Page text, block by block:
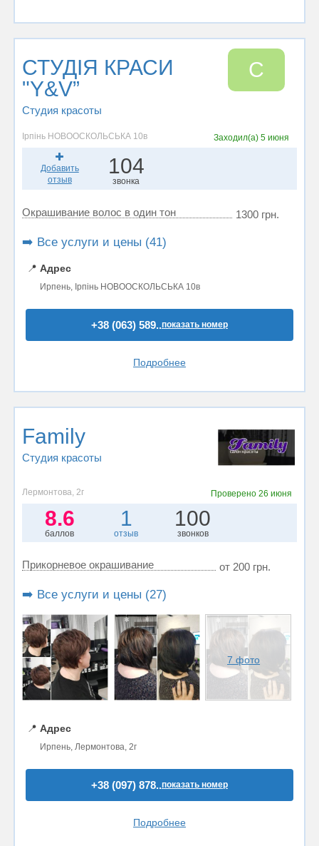
СТУДІЯ КРАСИ
"Y&V”
Студия красоты
С
Ірпінь НОВООСКОЛЬСЬКА 10в Заходил(а) 5 июня
Добавить
отзыв
104
звонка
Окрашивание волос в один тон 1300 грн.
➡️ Все услуги и цены (41)
📍 Адрес
Ирпень, Ірпінь НОВООСКОЛЬСЬКА 10в
+38 (063) 589..показать номер
Подробнее
Family
Студия красоты
Лермонтова, 2г Проверено 26 июня
8.6
баллов
1
отзыв
100
звонков
Прикорневое окрашивание от 200 грн.
➡️ Все услуги и цены (27)
7 фото
📍 Адрес
Ирпень, Лермонтова, 2г
+38 (097) 878..показать номер
Подробнее